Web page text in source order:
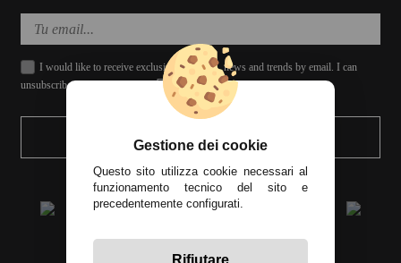
I would like to receive exclusive discounts, news and trends by email. I can
unsubscribe whenever I want.
SEND
Gestione dei cookie
Questo sito utilizza cookie necessari al
funzionamento tecnico del sito e
precedentemente configurati.
Rifiutare